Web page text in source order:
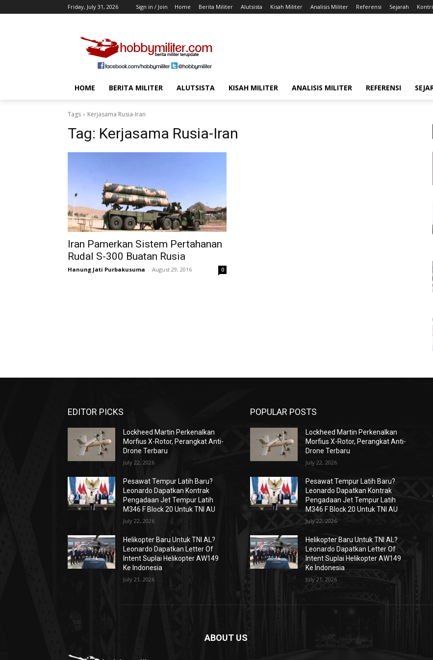
Friday, July 31, 2026 Sign in / Join Home Berita Militer Alutsista Kisah Militer Analisis Militer Referensi Sejarah
HOME BERITA MILITER ALUTSISTA KISAH MILITER ANALISIS MILITER REFERENSI
Tags Kerjasama Rusia-Iran
Tag: Kerjasama Rusia-Iran
Iran Pamerkan Sistem Pertahanan
Rudal S-300 Buatan Rusia
Hanung Jati Purbakusuma - August 29, 2016 0
EDITOR PICKS
Lockheed Martin Perkenalkan
Morfius X-Rotor, Perangkat Anti-
Drone Terbaru
July 22, 2026
Pesawat Tempur Latih Baru?
Leonardo Dapatkan Kontrak
Pengadaan Jet Tempur Latih
M346 F Block 20 Untuk TNI AU
July 22, 2026
Helikopter Baru Untuk TNI AL?
Leonardo Dapatkan Letter Of
Intent Suplai Helikopter AW149
Ke Indonesia
July 21, 2026
POPULAR POSTS
Lockheed Martin Perkenalkan
Morfius X-Rotor, Perangkat Anti-
Drone Terbaru
July 22, 2026
Pesawat Tempur Latih Baru?
Leonardo Dapatkan Kontrak
Pengadaan Jet Tempur Latih
M346 F Block 20 Untuk TNI AU
July 22, 2026
Helikopter Baru Untuk TNI AL?
Leonardo Dapatkan Letter Of
Intent Suplai Helikopter AW149
Ke Indonesia
July 21, 2026
ABOUT US